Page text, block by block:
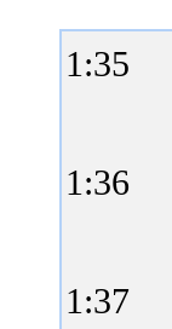
1:35
1:36
1:37